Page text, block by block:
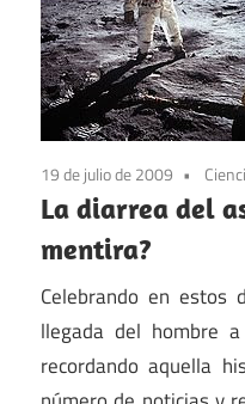
19 de julio de 2009
La diarrea del
mentira?
Celebrando en
llegada del hombre
recordando aquella